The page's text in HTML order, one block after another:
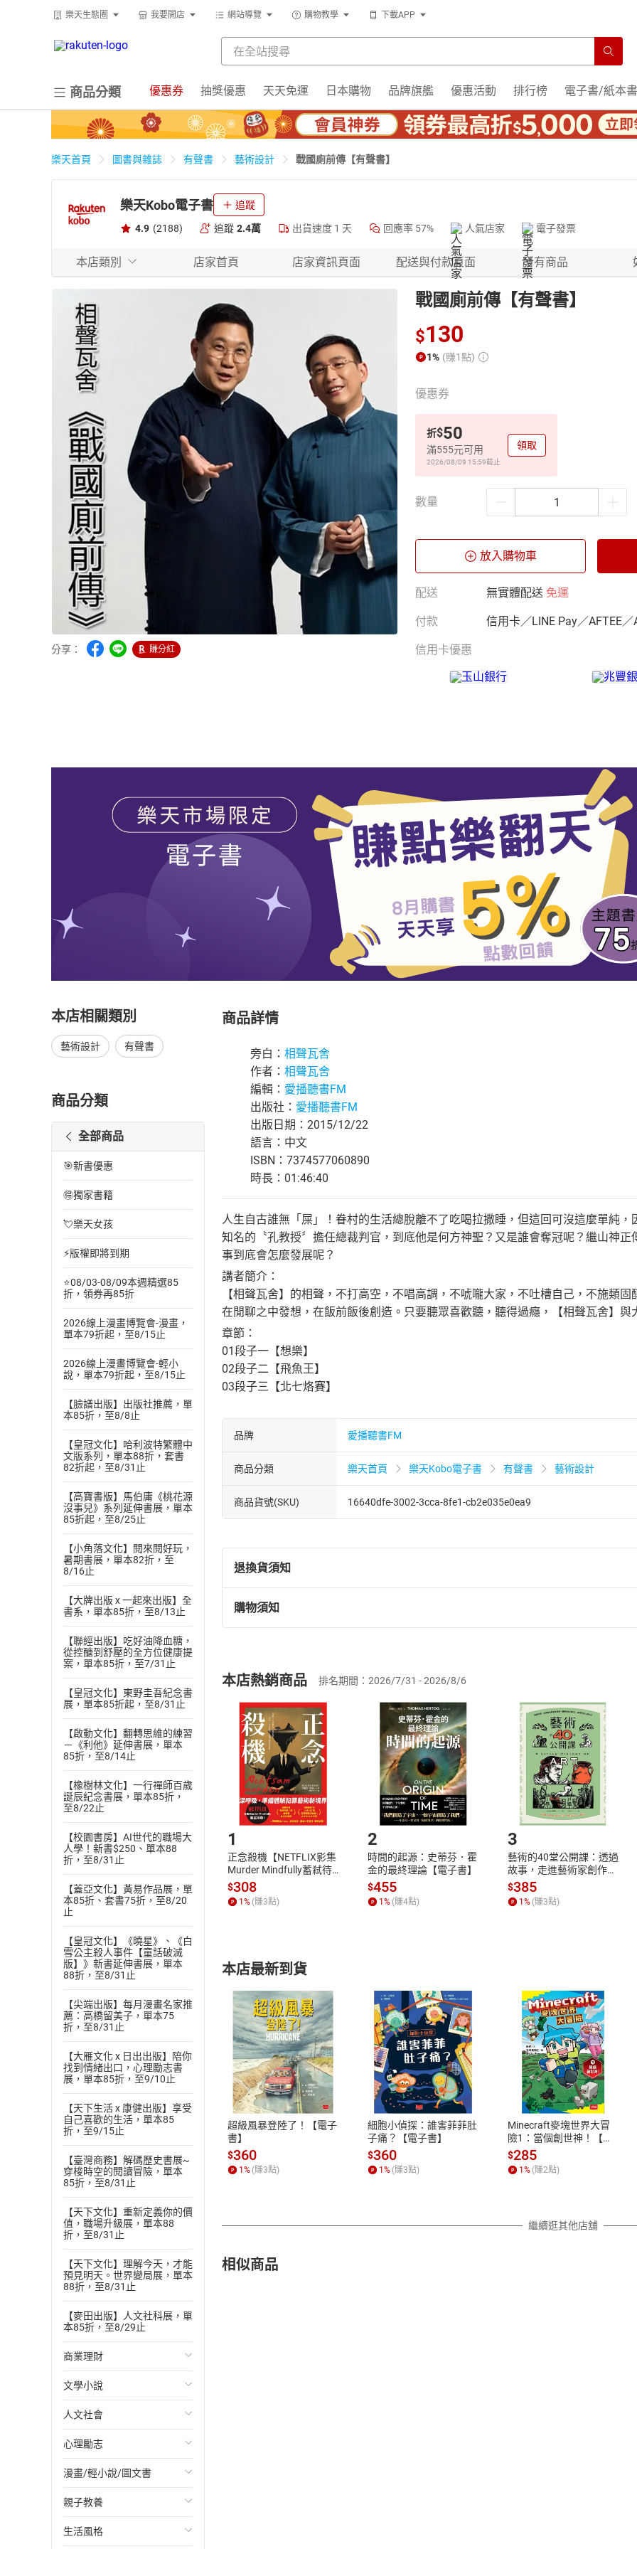
樂天生態圈 我要開店 網站導覽 購物教學 下載APP
商品分類 優惠券 抽獎優惠 天天免運 日本購物 品牌旗艦 優惠活動 排行榜 電子書/紙本書
樂天首頁 圖書與雜誌 有聲書 藝術設計 戰國廁前傳【有聲書】
樂天Kobo電子書 追蹤
4.9 (2188) 追蹤 2.4萬 出貨速度 1 天 回應率 57% 人氣店家 電子發票
本店類別 店家首頁 店家資訊頁面 配送與付款頁面 所有商品
分享： 賺分紅
戰國廁前傳【有聲書】
$130
1% (賺1點)
優惠券
折$50
滿555元可用
2026/08/09 15:59截止
領取
數量
放入購物車
配送 無實體配送 免運
付款 信用卡／LINE Pay／AFTEE／
信用卡優惠
本店相關類別
藝術設計 有聲書
商品分類
全部商品
🎯新書優惠
🉐獨家書籍
💘樂天女孩
⚡版權即將到期
⭐08/03-08/09本週精選85
折，領券再85折
2026線上漫畫博覽會-漫畫，
單本79折起，至8/15止
2026線上漫畫博覽會-輕小
說，單本79折起，至8/15止
【臉譜出版】出版社推薦，單
本85折，至8/8止
【皇冠文化】哈利波特繁體中
文版系列，單本88折，套書
82折起，至8/31止
【高寶書版】馬伯庸《桃花源
沒事兒》系列延伸書展，單本
85折起，至8/25止
【小角落文化】閱來閱好玩，
暑期書展，單本82折，至
8/16止
【大牌出版 x 一起來出版】全
書系，單本85折，至8/13止
【聯經出版】吃好油降血糖，
從控醣到舒壓的全方位健康提
案，單本85折，至7/31止
【皇冠文化】東野圭吾紀念書
展，單本85折起，至8/31止
【啟動文化】翻轉思維的練習
－《利他》延伸書展，單本
85折，至8/14止
【橡樹林文化】一行禪師百歲
誕辰紀念書展，單本85折，
至8/22止
【校園書房】AI世代的職場大
人學！新書$250、單本88
折，至8/31止
【蓋亞文化】黃易作品展，單
本85折、套書75折，至8/20
止
【皇冠文化】《曉星》、《白
雪公主殺人事件【童話破滅
版】》新書延伸書展，單本
88折，至8/31止
【尖端出版】每月漫畫名家推
薦：高橋留美子，單本75
折，至8/31止
【大雁文化 x 日出出版】陪你
找到情緒出口，心理勵志書
展，單本85折，至9/10止
【天下生活 x 康健出版】享受
自己喜歡的生活，單本85
折，至9/15止
【臺灣商務】解碼歷史書展~
穿梭時空的閱讀冒險，單本
85折，至8/31止
【天下文化】重新定義你的價
值，職場升級展，單本88
折，至8/31止
【天下文化】理解今天，才能
預見明天。世界變局展，單本
88折，至8/31止
【麥田出版】人文社科展，單
本85折，至8/29止
商業理財
投資理財
經濟/趨勢
財務/金融
管理/領導
職場工作術
成功法
文學小說
歐美文學
日本文學
韓國文學
華文文學
經典文學
人文社會
國際關係
政治
社會科學
台灣/中國歷史
心理勵志
心靈成長/情緒
人際關係
兩性關係
漫畫/輕小說/圖文書
輕小說
奇幻/科幻
親子教養
教育現場
生活風格
商品詳情
旁白： 相聲瓦舍
作者： 相聲瓦舍
編輯： 愛播聽書FM
出版社： 愛播聽書FM
出版日期：2015/12/22
語言：中文
ISBN：7374577060890
時長：01:46:40
人生自古誰無「屎」！眷村的生活總脫離不了吃喝拉撒睡，但這回可沒這麼單純
知名的〝孔教授〞擔任總裁判官，到底他是何方神聖？又是誰會奪冠呢？繼山神
事到底會怎麼發展呢？
講者簡介：
【相聲瓦舍】的相聲，不打高空，不唱高調，不唬嚨大家，不吐槽自己，不施類
在閒聊之中發想，在飯前飯後創造。只要聽眾喜歡聽，聽得過癮，【相聲瓦舍】與
章節：
01段子一【想樂】
02段子二【飛魚王】
03段子三【北七烙賽】
品牌 愛播聽書FM
商品分類 樂天首頁 樂天Kobo電子書 有聲書 藝術設計
商品貨號(SKU) 16640dfe-3002-3cca-8fe1-cb2e035e0ea9
退換貨須知
退換貨規定：
(一)依消費者保護法第19條第1項後段暨通訊交易解除權合理例外情事適用
(二)消費者訂購本店鋪之商品即代表知悉本店鋪所銷售之商品為電子書，
且已下載/存取電子書，不得請求退貨退款。
退貨方式：您欲取消訂單或辦理退貨時，請登入樂天市場，並於「我的訂單
貨」，本店鋪將依您的申請進行審核，待審核通過後將為您辦理退款事宜。
請注意，樂天市場須以整筆訂單為單位進行取消/退貨，恕無法以單支商品取
購物須知
挑選商品
Choose
放入購物車
Shopping cart
登入帳號
Login
購書後，如何開始使用？
Step1.選擇閱讀載具 Step2.登入
付款方式
ATM轉帳、信用卡、LINE PAY、AFTEE
退換貨規範
本店是否提供消費者保護法七日猶
之權利，遽消費者保護法及通訊交
除權合理例外情事適用準則，依商
質各有不同規定。詳細退換貨說明
照各商品說明。
本店熱銷商品 排名期間：2026/7/31 - 2026/8/6
1
正念殺機【NETFLIX影集
Murder Mindfully蓄弒待
發】【電子書】
$308
1% (賺3點)
2
時間的起源：史蒂芬．霍
金的最終理論【電子書】
$455
1% (賺4點)
3
藝術的40堂公開課：透過
故事，走進藝術家創作現
場，看藝術如何誕生、如
何形塑人類生活【電子
書】
$385
1% (賺3點)
本店最新到貨
超級風暴登陸了！【電子
書】
$360
1% (賺3點)
細胞小偵探：誰害菲菲肚
子痛？【電子書】
$360
1% (賺3點)
Minecraft麥塊世界大冒
險1：當個創世神！【電
子書】
$285
1% (賺2點)
繼續逛其他店舖
相似商品